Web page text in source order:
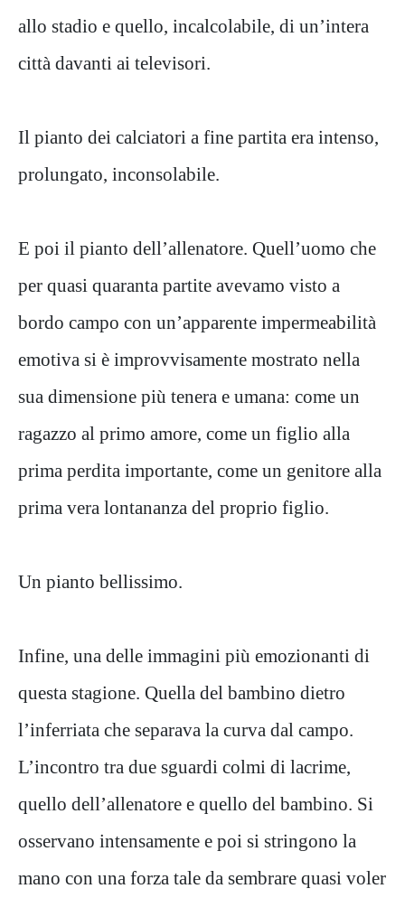
allo stadio e quello, incalcolabile, di un’intera
città davanti ai televisori.
Il pianto dei calciatori a fine partita era intenso,
prolungato, inconsolabile.
E poi il pianto dell’allenatore. Quell’uomo che
per quasi quaranta partite avevamo visto a
bordo campo con un’apparente impermeabilità
emotiva si è improvvisamente mostrato nella
sua dimensione più tenera e umana: come un
ragazzo al primo amore, come un figlio alla
prima perdita importante, come un genitore alla
prima vera lontananza del proprio figlio.
Un pianto bellissimo.
Infine, una delle immagini più emozionanti di
questa stagione. Quella del bambino dietro
l’inferriata che separava la curva dal campo.
L’incontro tra due sguardi colmi di lacrime,
quello dell’allenatore e quello del bambino. Si
osservano intensamente e poi si stringono la
mano con una forza tale da sembrare quasi voler